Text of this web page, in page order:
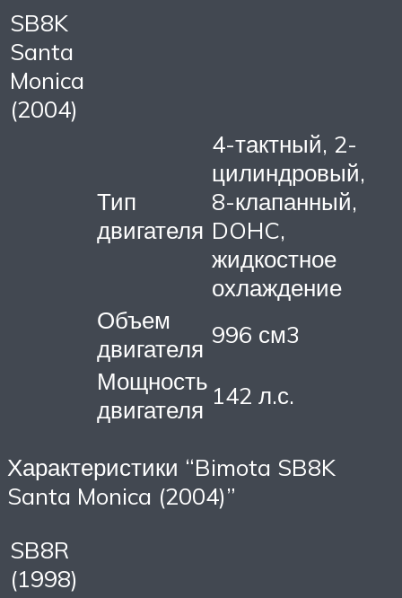
SB8K
Santa
Monica
(2004)
Тип
двигателя
4-тактный, 2-
цилиндровый,
8-клапанный,
DOHC,
жидкостное
охлаждение
Объем
двигателя 996 см3
Мощность
двигателя 142 л.с.
Характеристики “Bimota SB8K
Santa Monica (2004)”
SB8R
(1998)